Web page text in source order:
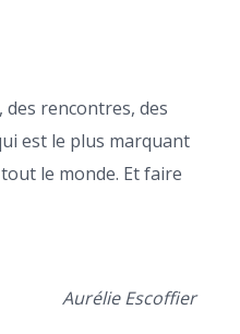
rencontres, des
est le plus marquant
le monde. Et faire
Aurélie Escoffier